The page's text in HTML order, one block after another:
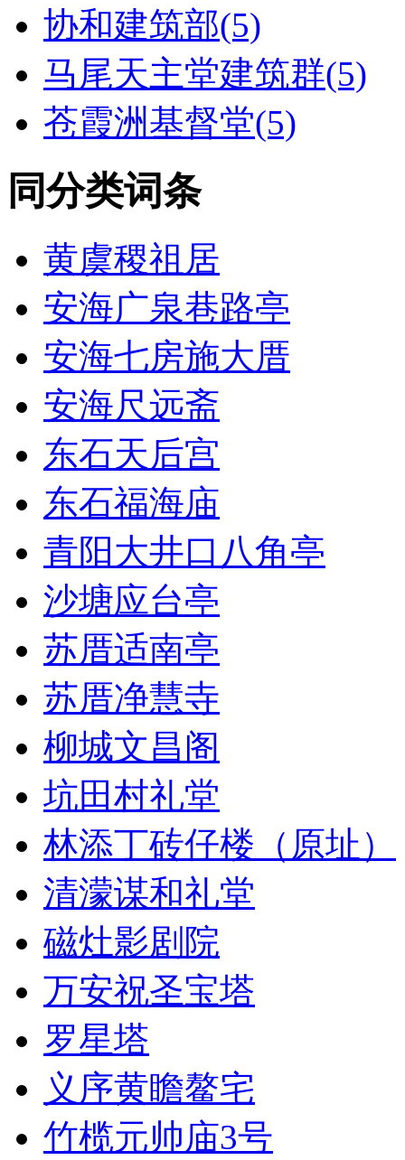
协和建筑部(5)
马尾天主堂建筑群(5)
苍霞洲基督堂(5)
同分类词条
黄虞稷祖居
安海广泉巷路亭
安海七房施大厝
安海尺远斋
东石天后宫
东石福海庙
青阳大井口八角亭
沙塘应台亭
苏厝适南亭
苏厝净慧寺
柳城文昌阁
坑田村礼堂
林添丁砖仔楼（原址）
清濛谋和礼堂
磁灶影剧院
万安祝圣宝塔
罗星塔
义序黄瞻鳌宅
竹榄元帅庙3号